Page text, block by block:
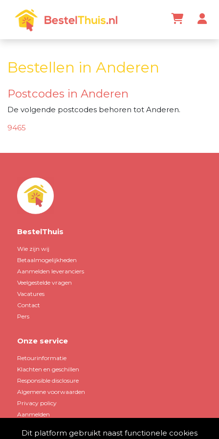
Bestellen in Anderen
Postcodes in Anderen
De volgende postcodes behoren tot Anderen.
9465
BestelThuis
Wie zijn wij
Betaalmogelijkheden
Aanmelden leveranciers
Veelgestelde vragen
Vacatures
Contact
Pers
Onze service
Retourinformatie
Klachten en geschillen
Responsible disclosure
Algemene voorwaarden
Privacy policy
Aanmelden
Dit platform gebruikt naast functionele cookies